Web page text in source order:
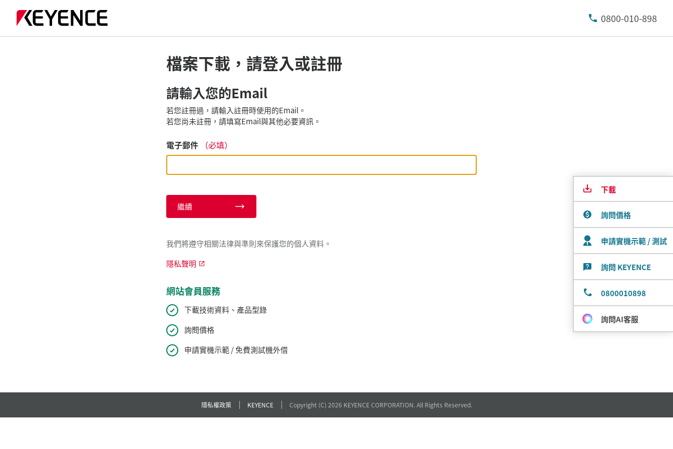
0800-010-898
檔案下載，請登入或註冊
請輸入您的Email
若您註冊過，請輸入註冊時使用的Email。
若您尚未註冊，請填寫Email與其他必要資訊。
電子郵件 （必填）
繼續
我們將遵守相關法律與準則來保護您的個人資料。
隱私聲明
網站會員服務
下載技術資料、產品型錄
詢問價格
申請實機示範 / 免費測試機外借
下載
詢問價格
申請實機示範 / 測試
詢問 KEYENCE
0800010898
詢問AI客服
隱私權政策 KEYENCE Copyright (C) 2026 KEYENCE CORPORATION. All Rights Reserved.